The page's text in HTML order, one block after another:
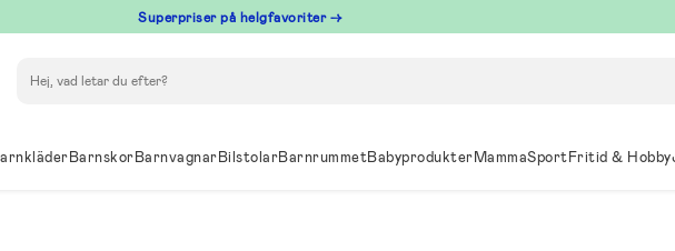
Superpriser på helgfavoriter →
BarnskorBarnvagnarBilstolarBarnrummetBabyprodukterMammaSportFritid & Hobby